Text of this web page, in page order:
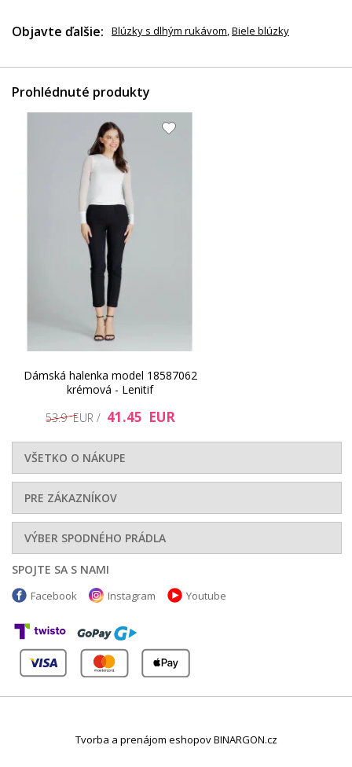
Objavte ďalšie: Blúzky s dlhým rukávom,Biele blúzky
Prohlédnuté produkty
Dámská halenka model 18587062
krémová - Lenitif
53.9 EUR / 41.45 EUR
VŠETKO O NÁKUPE
PRE ZÁKAZNÍKOV
VÝBER SPODNÉHO PRÁDLA
SPOJTE SA S NAMI
Facebook Instagram Youtube
Tvorba a prenájom eshopov BINARGON.cz